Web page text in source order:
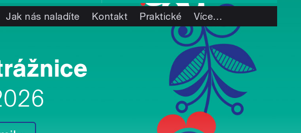
Jak nás naladíte Kontakt Praktické Více…